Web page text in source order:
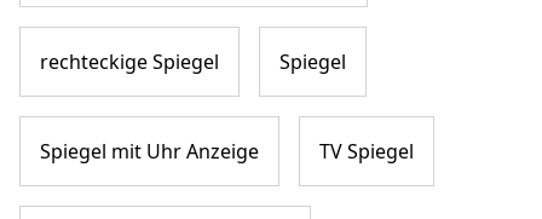
rechteckige Spiegel Spiegel
Spiegel mit Uhr Anzeige TV Spiegel